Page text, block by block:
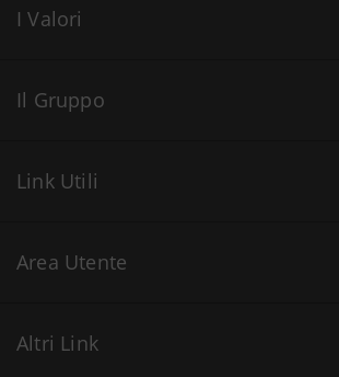
I Valori
Il Gruppo
Link Utili
Area Utente
Altri Link